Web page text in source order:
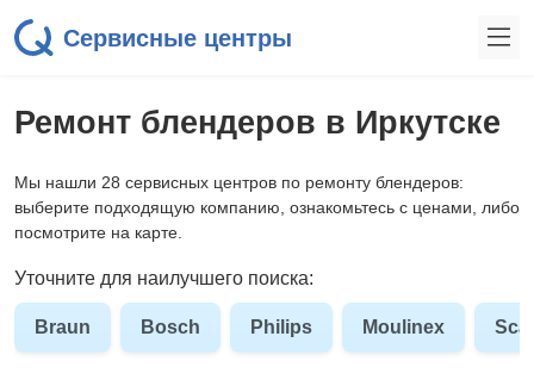
Сервисные центры
Ремонт блендеров в Иркутске
Мы нашли 28 сервисных центров по ремонту блендеров:
выберите подходящую компанию, ознакомьтесь с ценами, либо
посмотрите на карте.
Уточните для наилучшего поиска:
Braun Bosch Philips Moulinex